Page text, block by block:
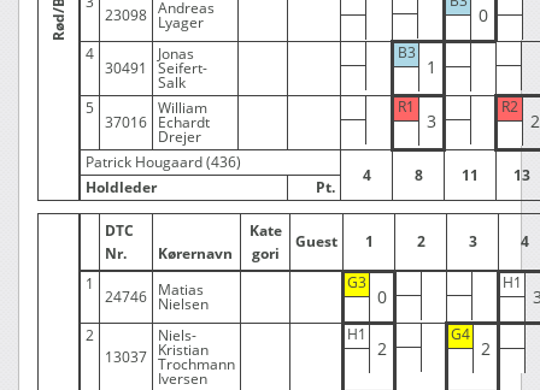
Rød/Blå 23098 Andreas
Lyager 0
4
30491
Jonas
Seifert-
Salk
B3
1
5
37016
William
Echardt
Drejer
R1
3
R2
2
Patrick Hougaard (436)
Holdleder
Pt.
4 8 11 13
DTC
Nr.
Kørernavn
Kate
gori
Guest 1 2 3 4
1
24746 Matias
Nielsen
G3
0
H1
2
13037
Niels-
Kristian
Trochmann
Iversen
H1
2
G4
2